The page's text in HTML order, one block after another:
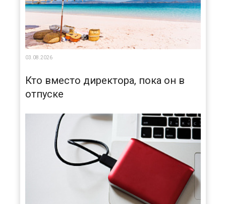
03.08.2026
Кто вместо директора, пока он в
отпуске